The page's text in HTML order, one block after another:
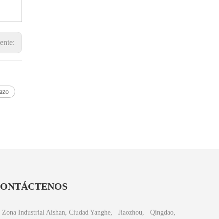
Zona Industrial Aishan, Ciudad Yanghe, Jiaozhou, Qingdao,